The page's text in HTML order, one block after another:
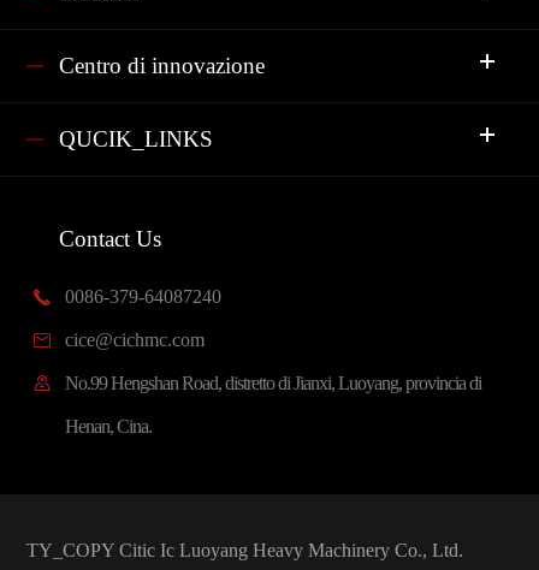
Centro di innovazione
QUCIK_LINKS
Contact Us
 0086-379-64087240
 cice@cichmc.com

No.99 Hengshan Road, distretto di Jianxi, Luoyang, provincia di
Henan, Cina.
TY_COPY Citic Ic Luoyang Heavy Machinery Co., Ltd.